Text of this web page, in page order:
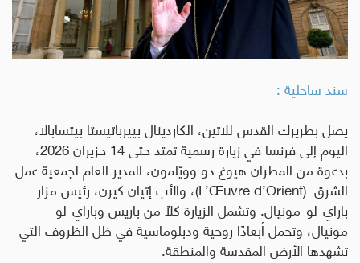
سند ساحلية :
يصل بطريرك القدس للاتين، الكاردينال بييرباتيستا بيتسابالا،
اليوم إلى فرنسا في زيارة رسمية تمتد حتى 14 حزيران 2026،
بدعوة من المطران هيوغ دو وويّلمون، المدير العام لجمعية عمل
الشرق (L’Œuvre d’Orient) ، والأب إتيان كيرن، رئيس مزار
باراي-لو-مونيال. وتشمل الزيارة كلاً من باريس وباراي-لو-
مونيال، وتحمل أبعادًا روحية ودبلوماسية في ظل الظروف التي
تشهدها الأرض المقدسة والمنطقة.